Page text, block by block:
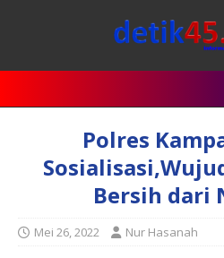
Polres
Bersih dari
Mei 26, 2022 Nur Hasanah